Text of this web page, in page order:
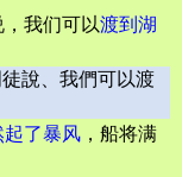
，我们可以渡到湖
說、我們可以渡
起了暴风 ，船将满